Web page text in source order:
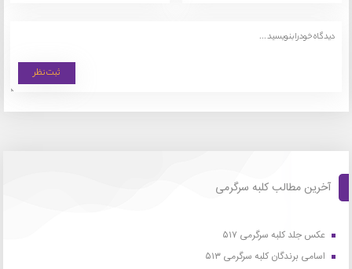
آخرین مطالب کلبه سرگرمی
عکس جلد کلبه سرگرمی ۵۱۷
اسامی برندگان کلبه سرگرمی ۵۱۳